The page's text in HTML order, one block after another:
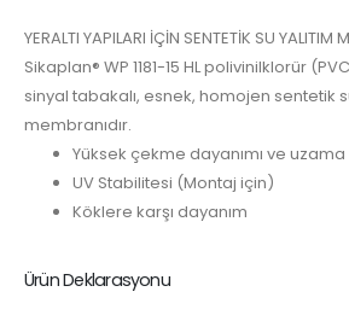
YERALTI YAPILARI İÇİN SENTETİK SU YALITIM
Sikaplan® WP 1181-15 HL polivinilklorür
sinyal tabakalı, esnek, homojen sentetik
membranıdır.
Yüksek çekme dayanımı ve uzama
UV Stabilitesi (Montaj için)
Köklere karşı dayanım
Ürün Deklarasyonu